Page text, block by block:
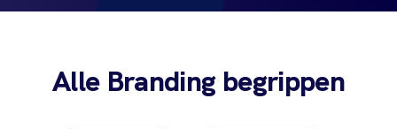
Alle Branding begrippen